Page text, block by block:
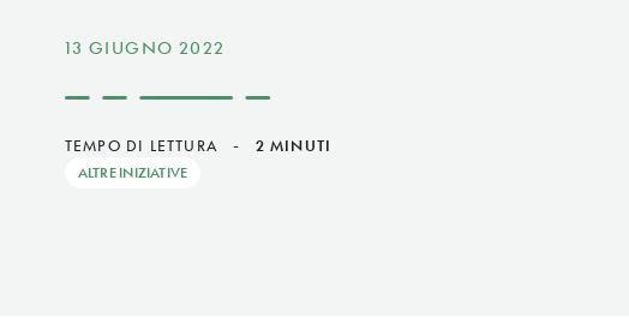
13 GIUGNO 2022
TEMPO DI LETTURA - 2 MINUTI
ALTRE INIZIATIVE